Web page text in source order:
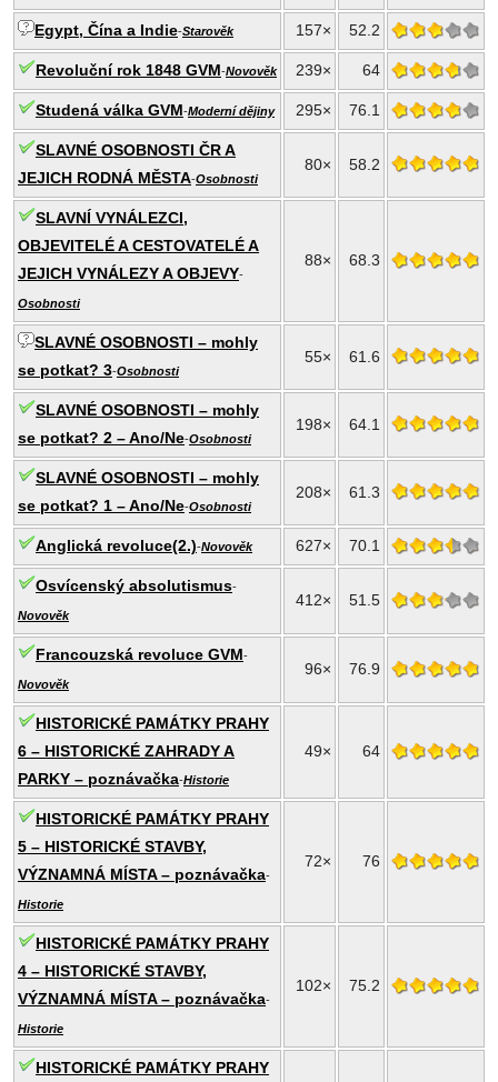
Egypt, Čína a Indie-Starověk 157× 52.2
Revoluční rok 1848 GVM-Novověk 239× 64
Studená válka GVM-Moderní dějiny 295× 76.1
SLAVNÉ OSOBNOSTI ČR A
JEJICH RODNÁ MĚSTA-Osobnosti
80× 58.2
SLAVNÍ VYNÁLEZCI,
OBJEVITELÉ A CESTOVATELÉ A
JEJICH VYNÁLEZY A OBJEVY-
Osobnosti
88× 68.3
SLAVNÉ OSOBNOSTI – mohly
se potkat? 3-Osobnosti
55× 61.6
SLAVNÉ OSOBNOSTI – mohly
se potkat? 2 – Ano/Ne-Osobnosti
198× 64.1
SLAVNÉ OSOBNOSTI – mohly
se potkat? 1 – Ano/Ne-Osobnosti
208× 61.3
Anglická revoluce(2.)-Novověk 627× 70.1
Osvícenský absolutismus-
Novověk
412× 51.5
Francouzská revoluce GVM-
Novověk
96× 76.9
HISTORICKÉ PAMÁTKY PRAHY
6 – HISTORICKÉ ZAHRADY A
PARKY – poznávačka-Historie
49× 64
HISTORICKÉ PAMÁTKY PRAHY
5 – HISTORICKÉ STAVBY,
VÝZNAMNÁ MÍSTA – poznávačka-
Historie
72× 76
HISTORICKÉ PAMÁTKY PRAHY
4 – HISTORICKÉ STAVBY,
VÝZNAMNÁ MÍSTA – poznávačka-
Historie
102× 75.2
HISTORICKÉ PAMÁTKY PRAHY